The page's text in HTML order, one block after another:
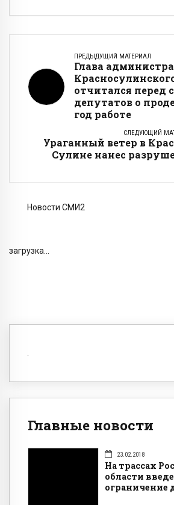
ПРЕДЫДУЩИЙ МАТЕРИАЛ
Глава
отчитался перед
депутатов о
год работе
СЛЕДУЮЩИЙ
Ураганный ветер в
Сулине нанес
Новости СМИ2
загрузка...
Главные новости
23.02.2018
На трассах
области
ограничение